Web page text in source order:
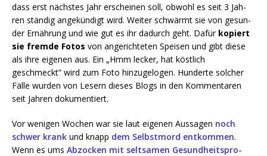
dass erst nächs­tes Jahr erschei­nen soll, obwohl es seit 3 Jah­
ren stän­dig ange­kün­digt wird. Wei­ter schwärmt sie von gesun­
der Ernäh­rung und wie gut es ihr dadurch geht. Dafür kopiert
sie frem­de Fotos von ange­rich­te­ten Spei­sen und gibt die­se
als ihre eige­nen aus. Ein „Hmm lecker, hat köst­lich
geschmeckt” wird zum Foto hin­zu­ge­lo­gen. Hun­der­te sol­cher
Fäl­le wur­den von Lesern die­ses Blogs in den Kom­men­ta­ren
seit Jah­ren dokumentiert.
Vor weni­gen Wochen war sie laut eige­nen Aus­sa­gen noch
schwer krank und knapp dem Selbst­mord ent­kom­men.
Wenn es ums Abzo­cken mit selt­sa­men Gesund­heits­pro­